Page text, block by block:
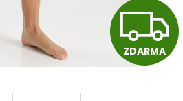
Z
D
ZDARMA